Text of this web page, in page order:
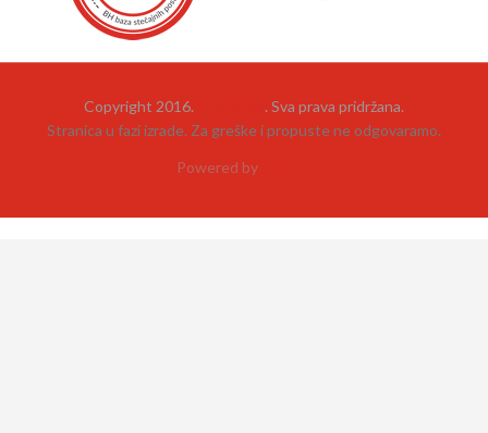
Copyright 2016.
. Sva prava pridržana.
Stranica u fazi izrade. Za greške i propuste ne odgovaramo.
Powered by